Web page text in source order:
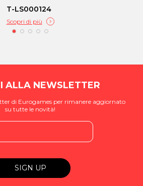
T-LS000124
Scopri di più
ALLA NEWSLETTER
di Eurogames per rimanere aggiornato
su tutte le novità!